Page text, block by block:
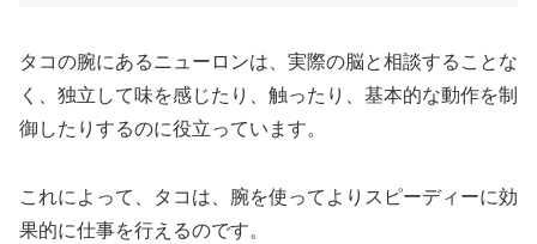
タコの腕にあるニューロンは、実際の脳と相談することな
く、独立して味を感じたり、触ったり、基本的な動作を制
御したりするのに役立っています。
これによって、タコは、腕を使ってよりスピーディーに効
果的に仕事を行えるのです。